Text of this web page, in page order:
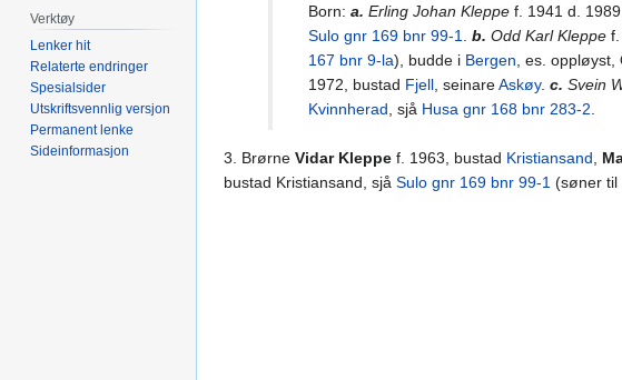
Born: a. Erling Johan Kleppe f. 1941 d.
Sulo gnr 169 bnr 99-1
b. Odd Karl Kleppe
167 bnr 9-la), budde i Bergen , es.
1972, bustad Fjell , seinareAskøy. c. Svein
Kvinnherad , sjå Husa gnr 168 bnr 283-2
3. Brørne Vidar Kleppe f. 1963, bustad Kristiansand
bustad Kristiansand, sjå Sulo gnr 169 bnr 99-1 (søner til
Verktøy
Lenker hit
Relaterte endringer
Spesialsider
Utskriftsvennlig versjon
Permanent lenke
Sideinformasjon